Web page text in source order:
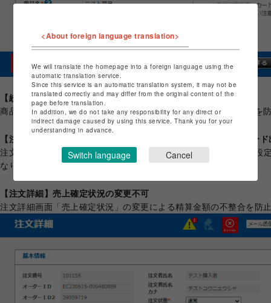
【絞り込み要素検索】絞り込み要素項目の編集不可
商品の絞り込み項目の編集によるお客様画面の商品検索の不整合を
【注文検索】閲覧モード「詳細」「CSV詳細」品番1-3、JANコード
注文検索の閲覧モード「明細」および「CSV明細」で商品情報に設
なります。
【注文詳細】売上確定状況の変更不可
注文詳細画面「売上確定状況」の変更による精算金額の不整合を防
<About foreign language translation>
We will translate the homepage into a foreign language using the
automatic translation service.
Since this service is an automatic translation system, it may not be
translated correctly and may differ from the original content of the
page before translation.
In addition, we do not take any responsibility for any direct or
indirect damage caused by using this service. Thank you for your
understanding in advance.
Switch language Cancel